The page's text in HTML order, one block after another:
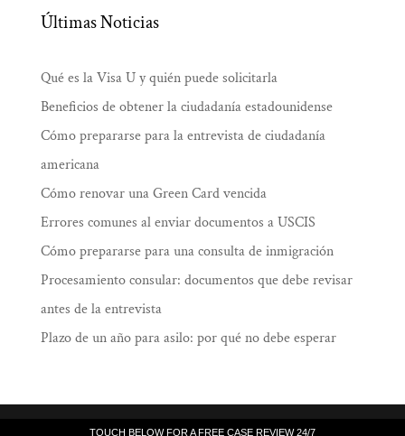
TOUCH BELOW FOR A FREE CASE REVIEW 24/7
Últimas Noticias
Qué es la Visa U y quién puede solicitarla
Beneficios de obtener la ciudadanía estadounidense
Cómo prepararse para la entrevista de ciudadanía
americana
Cómo renovar una Green Card vencida
Errores comunes al enviar documentos a USCIS
Cómo prepararse para una consulta de inmigración
Procesamiento consular: documentos que debe revisar
antes de la entrevista
Plazo de un año para asilo: por qué no debe esperar
TOUCH BELOW FOR A FREE CASE REVIEW 24/7